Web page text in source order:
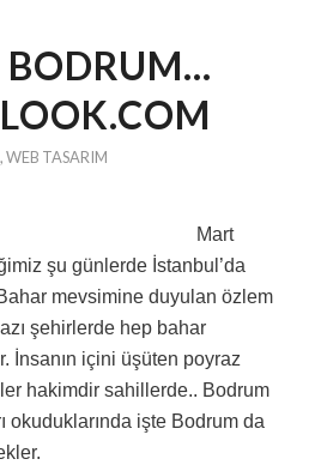
BODRUM…
,WEB TASARIM
Mart
şu günlerde İstanbul’da
Bahar mevsimine duyulan özlem
şehirlerde hep bahar
İnsanın içini üşüten poyraz
hakimdir sahillerde.. Bodrum
okuduklarında işte Bodrum da